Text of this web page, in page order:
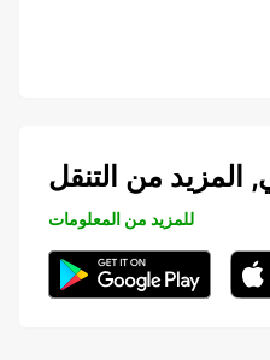
المزيد من التنقل
للمزيد من المعلومات